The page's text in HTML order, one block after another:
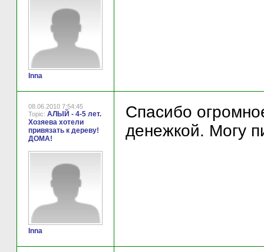
Inna
08.06.2010 7:54:45
Topic: АЛЫЙ - 4-5 лет.
Хозяева хотели
привязать к дереву!
ДОМА!
Inna
Спасибо
денежкой. Могу